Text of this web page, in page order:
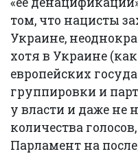
том, что нацисты
Украине,
хотя в Украине
европейских
группировки и
у власти и даже не
количества
Парламент на